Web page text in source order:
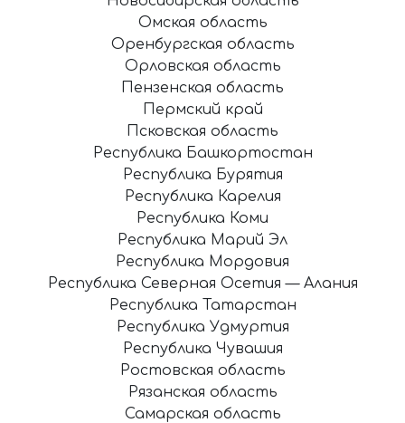
Омская область
Оренбургская область
Орловская область
Пензенская область
Пермский край
Псковская область
Республика Башкортостан
Республика Бурятия
Республика Карелия
Республика Коми
Республика Марий Эл
Республика Мордовия
Республика Северная Осетия — Алания
Республика Татарстан
Республика Удмуртия
Республика Чувашия
Ростовская область
Рязанская область
Самарская область